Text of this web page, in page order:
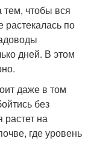
тем, чтобы вся
по
дней. В этом
даже в том
без
растет на
где уровень